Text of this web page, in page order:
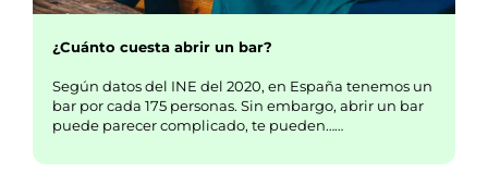
¿Cuánto cuesta abrir un bar?
Según datos del INE del 2020, en España tenemos un
bar por cada 175 personas. Sin embargo, abrir un bar
puede parecer complicado, te pueden……